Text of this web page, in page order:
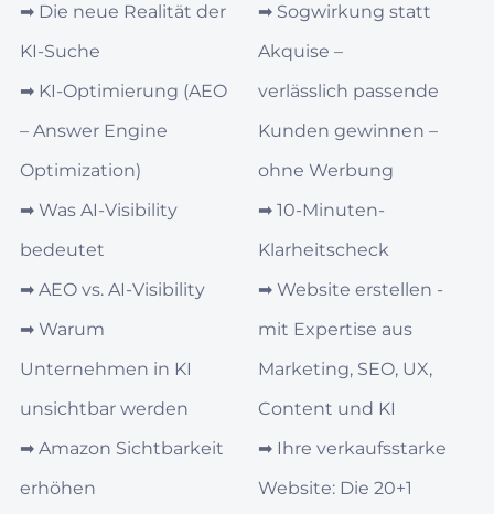
➡︎ Die neue Realität der
KI-Suche
➡︎ KI‑Optimierung (AEO
– Answer Engine
Optimization)
➡︎ Was AI‑Visibility
bedeutet
➡︎ AEO vs. AI‑Visibility
➡︎ Warum
Unternehmen in KI
unsichtbar werden
➡︎ Amazon Sichtbarkeit
erhöhen
➡︎ Sogwirkung statt
Akquise –
verlässlich passende
Kunden gewinnen –
ohne Werbung
➡︎ 10-Minuten-
Klarheitscheck
➡︎ Website erstellen -
mit Expertise aus
Marketing, SEO, UX,
Content und KI
➡︎ Ihre verkaufsstarke
Website: Die 20+1